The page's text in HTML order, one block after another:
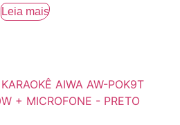
Leia mais